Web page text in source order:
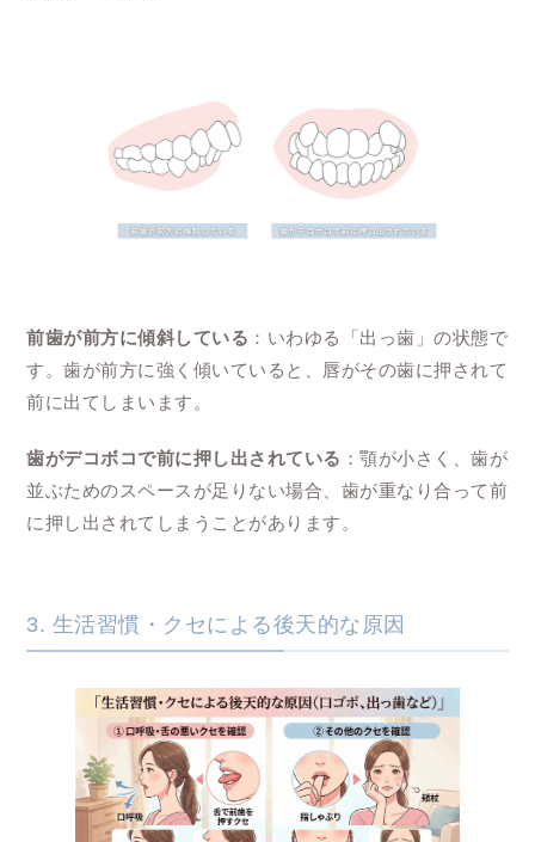
前歯が前方に傾斜している ：いわゆる「出っ歯」の状態で
す。歯が前方に強く傾いていると、唇がその歯に押されて
前に出てしまいます。
歯がデコボコで前に押し出されている ：顎が小さく、歯が
並ぶためのスペースが足りない場合、歯が重なり合って前
に押し出されてしまうことがあります。
3. 生活習慣・クセによる後天的な原因